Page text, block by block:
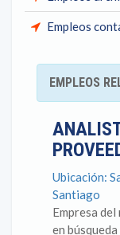
Empleos
EMPLEOS
Ubicación:
Santiago
Empresa
en